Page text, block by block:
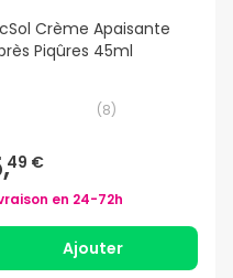
Crème Apaisante
Piqûres 45ml
(8)
49 €
en 24-72h
Ajouter